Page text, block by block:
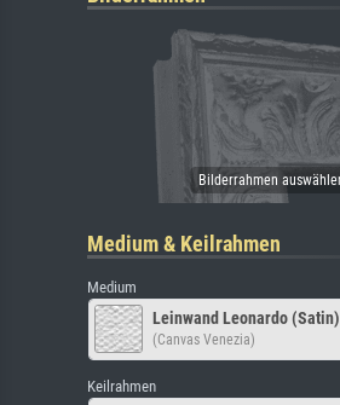
Medium & Keilrahmen
Medium
Leinwand Leonardo (Satin)
(Canvas Venezia)
Keilrahmen